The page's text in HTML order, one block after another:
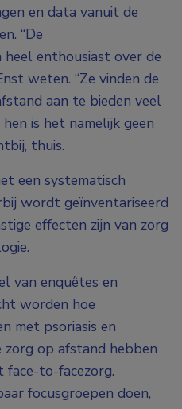
en data vanuit de
“De
enthousiast over de
weten. “Ze vinden de
aan te bieden veel
is het namelijk geen
thuis.
een systematisch
wordt geïnventariseerd
effecten zijn van zorg
van enquêtes en
worden hoe
met psoriasis en
op afstand hebben
face-to-facezorg.
focusgroepen doen,